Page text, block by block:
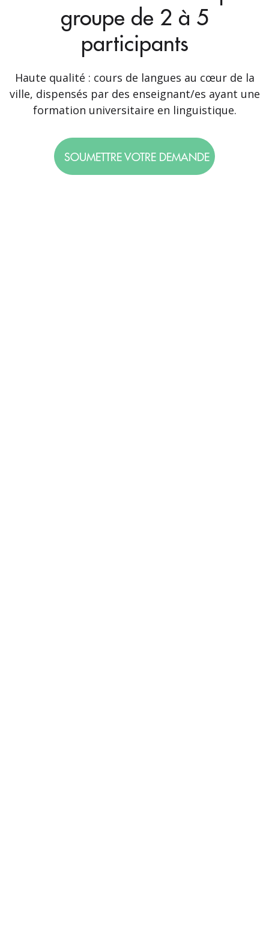
groupe de 2 à 5
participants
Haute qualité : cours de langues au cœur de la
ville, dispensés par des enseignant/es ayant une
formation universitaire en linguistique.
SOUMETTRE VOTRE DEMANDE